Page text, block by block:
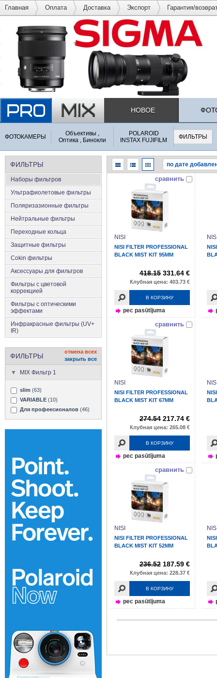
Главная Оплата Доставка Экспорт Гарантия/
НОВОЕ
ФОТОКАМЕРЫ
Объективы ,
Оптика , Бинокли
POLAROID
INSTAX FUJIFILM
ФИЛЬТРЫ
ФИЛЬТРЫ
Наборы фильтров
Ультрафиолетовые фильтры
Поляризазионные фильтры
Нейтральные фильтры
Переходные кольца
Защитные фильтры
Cokin фильтры
Аксесcуары для фильтров
Фильтры с цветовой
коррекцией
Фильтры с оптическими
эффектами
Инфракрасные фильтры (UV+
IR)
ФИЛЬТРЫ
отмена всех
закрыть все
MIX Фильтр 1
slim (63)
VARIABLE (10)
Для профеесионалов (46)
сравнить
NISI
NISI FILTER PROFESSIONAL
BLACK MIST KIT 95MM
418.15 331.64 €
Клубная цена: 403.73 €
В КОРЗИНУ
pec pasūtījuma
сравнить
NISI
NISI FILTER PROFESSIONAL
BLACK MIST KIT 67MM
274.54 217.74 €
Клубная цена: 265.08 €
В КОРЗИНУ
pec pasūtījuma
сравнить
NISI
NISI FILTER PROFESSIONAL
BLACK MIST KIT 52MM
236.52 187.59 €
Клубная цена: 228.37 €
В КОРЗИНУ
pec pasūtījuma